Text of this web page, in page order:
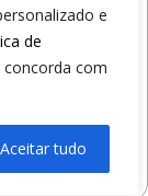
e
de
com
Aceitar tudo